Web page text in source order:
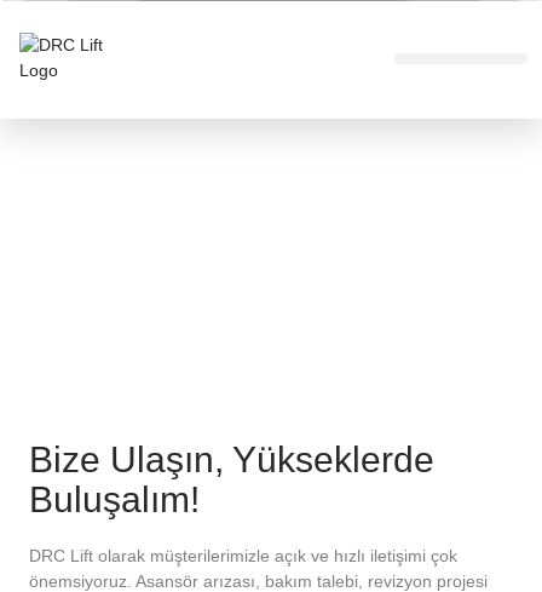
Bize Ulaşın, Yükseklerde
Buluşalım!
DRC Lift olarak müşterilerimizle açık ve hızlı iletişimi çok
önemsiyoruz. Asansör arızası, bakım talebi, revizyon projesi